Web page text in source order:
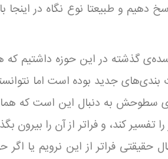
دهیم و طبیعتا نوع نگاه در
گذشته در این حوزه داشتیم
جدید بوده است اما
سطوحش به دنبال این است که
کند، و فراتر از آن را بیرون
حقیقتی فراتر از این نرویم یا